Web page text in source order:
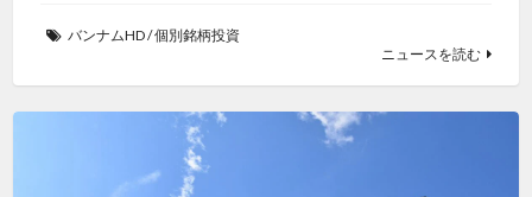
バンナムHD/個別銘柄投資
ニュースを読む